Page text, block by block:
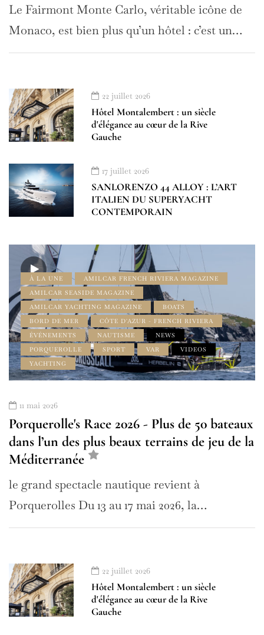
Le Fairmont Monte Carlo, véritable icône de
Monaco, est bien plus qu’un hôtel : c’est un…
22 juillet 2026
Hôtel Montalembert : un siècle
d'élégance au cœur de la Rive
Gauche
17 juillet 2026
SANLORENZO 44 ALLOY : L’ART
ITALIEN DU SUPERYACHT
CONTEMPORAIN
À LA UNE
AMILCAR FRENCH RIVIERA MAGAZINE
AMILCAR SEASIDE MAGAZINE
AMILCAR YACHTING MAGAZINE
BOATS
BORD DE MER
CÔTE D'AZUR - FRENCH RIVIERA
ÉVÉNEMENTS
NAUTISME
NEWS
PORQUEROLLE
SPORT VAR
VIDEOS
YACHTING
11 mai 2026
Porquerolle's Race 2026 - Plus de 50 bateaux
dans l’un des plus beaux terrains de jeu de la
Méditerranée
le grand spectacle nautique revient à
Porquerolles Du 13 au 17 mai 2026, la…
22 juillet 2026
Hôtel Montalembert : un siècle
d'élégance au cœur de la Rive
Gauche